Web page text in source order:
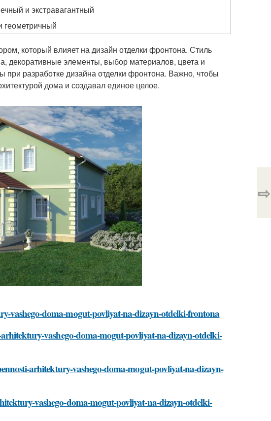
и экстравагантный
геометричный
который влияет на дизайн отделки фронтона. Стиль
декоративные элементы, выбор материалов, цвета и
разработке дизайна отделки фронтона. Важно, чтобы
дома и создавал единое целое.
vashego-doma-mogut-povliyat-na-dizayn-otdelki-frontona
vashego-doma-mogut-povliyat-na-dizayn-otdelki-
arhitektury-vashego-doma-mogut-povliyat-na-dizayn-
vashego-doma-mogut-povliyat-na-dizayn-otdelki-
⇨